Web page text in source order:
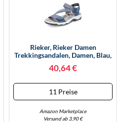
Rieker, Rieker Damen
Trekkingsandalen, Damen, Blau,
40,64 €
11 Preise
Amazon Marketplace
Versand ab 3,90 €